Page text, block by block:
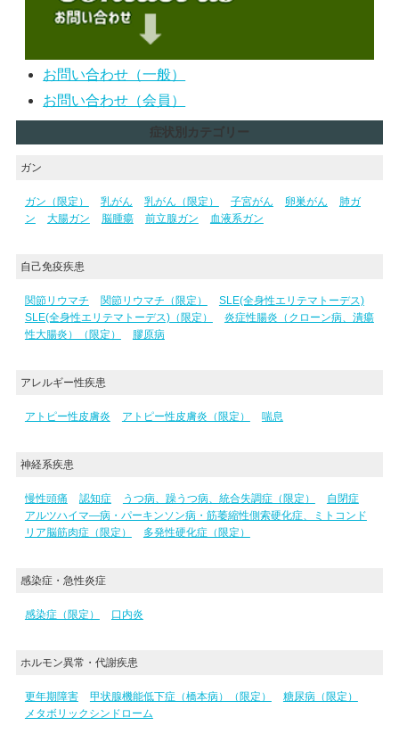
お問い合わせ（一般）
お問い合わせ（会員）
症状別カテゴリー
ガン
ガン（限定） 乳がん 乳がん（限定） 子宮がん 卵巣がん
肺ガ
ン
大腸ガン 脳腫瘍 前立腺ガン 血液系ガン
自己免疫疾患
関節リウマチ 関節リウマチ（限定）
SLE(全身性エリテマトーデス)
SLE(全身性エリテマトーデス)（限定）
炎症性腸炎（クローン病、潰瘍
性大腸炎）（限定）
膠原病
アレルギー性疾患
アトピー性皮膚炎 アトピー性皮膚炎（限定） 喘息
神経系疾患
慢性頭痛 認知症 うつ病、躁うつ病、統合失調症（限定）
自閉症
アルツハイマ―病・パーキンソン病・筋萎縮性側索硬化症、ミトコンド
リア脳筋肉症（限定）
多発性硬化症（限定）
感染症・急性炎症
感染症（限定） 口内炎
ホルモン異常・代謝疾患
更年期障害 甲状腺機能低下症（橋本病）（限定）
糖尿病（限定）
メタボリックシンドローム